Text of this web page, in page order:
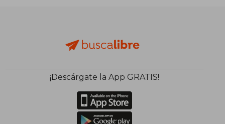
50% $ 95.021
$ 47.511
40%
dcto.
¡Descárgate la App GRATIS!